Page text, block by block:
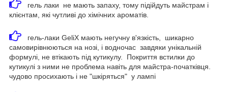
гель лаки не мають запаху, тому підійдуть майстрам і
клієнтам, які чутливі до хімічних ароматів.
гель-лаки GeliX мають негучну в'язкість, шикарно
самовирівнюються на нозі, і водночас завдяки унікальній
формулі, не втікають під кутикулу. Покриття встилки до
кутикулі з ними не проблема навіть для майстра-початківця.
чудово просихають і не "шкіряться" у лампі